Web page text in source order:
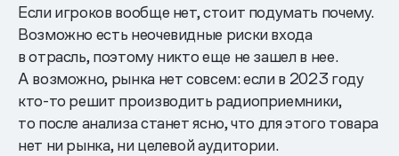
Если игроков вообще нет, стоит подумать почему.
Возможно есть неочевидные риски входа
в отрасль, поэтому никто еще не зашел в нее.
А возможно, рынка нет совсем: если в 2023 году
кто-то решит производить радиоприемники,
то после анализа станет ясно, что для этого товара
нет ни рынка, ни целевой аудитории.